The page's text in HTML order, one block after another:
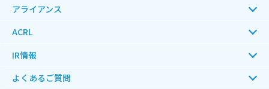
アライアンス
ACRL
IR情報
よくあるご質問